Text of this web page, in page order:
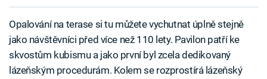
Opalování na terase si tu můžete vychutnat úplně stejně
jako návštěvníci před více než 110 lety. Pavilon patří ke
skvostům kubismu a jako první byl zcela dedikovaný
lázeňským procedurám. Kolem se rozprostírá lázeňský